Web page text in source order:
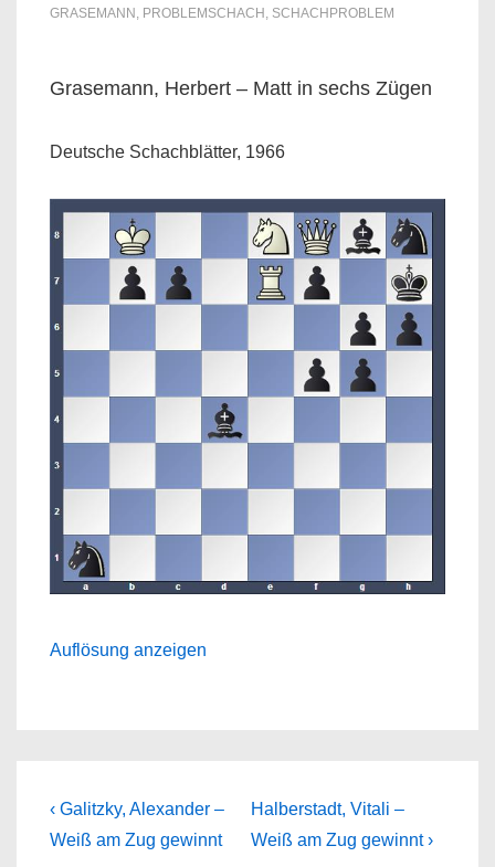
GRASEMANN , PROBLEMSCHACH , SCHACHPROBLEM
Grasemann, Herbert – Matt in sechs Zügen
Deutsche Schachblätter, 1966
Auflösung anzeigen
Beitragsnavigation
Previous
Post
‹ Galitzky, Alexander –
Weiß am Zug gewinnt
Next
Post
Halberstadt, Vitali –
Weiß am Zug gewinnt ›